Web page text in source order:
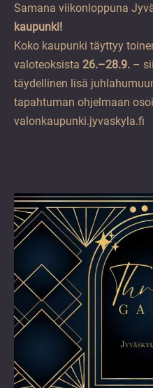
Samana viikonloppuna
kaupunki!
Koko kaupunki täyttyy
valoteoksista 26.–28.9. –
täydellinen lisä
tapahtuman ohjelmaan
valonkaupunki.jyvaskyla.fi